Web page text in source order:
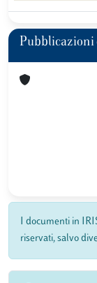
Pubblicazioni
I documenti in
riservati, salvo